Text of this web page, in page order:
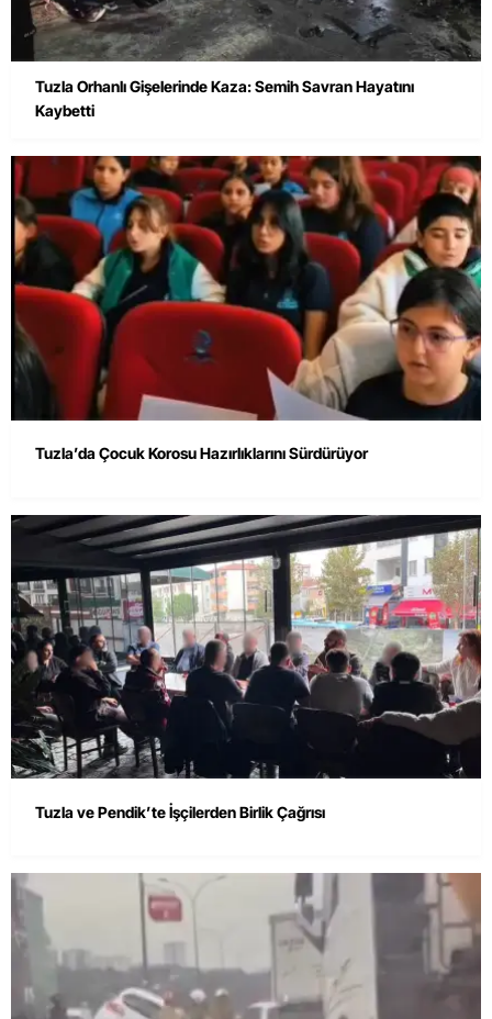
Tuzla Orhanlı Gişelerinde Kaza: Semih Savran Hayatını
Kaybetti
Tuzla’da Çocuk Korosu Hazırlıklarını Sürdürüyor
Tuzla ve Pendik’te İşçilerden Birlik Çağrısı